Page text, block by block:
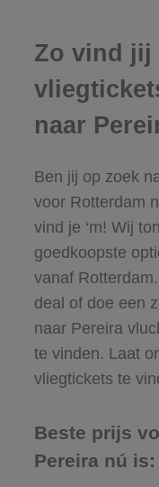
Zo vind jij
naar
Ben jij op zoek
voor Rotterdam
vind je ‘m! Wij
goedkoopste
vanaf
deal of doe een
naar Pereira
te vinden. Laat
vliegtickets te
Beste prijs
Pereira nú is: